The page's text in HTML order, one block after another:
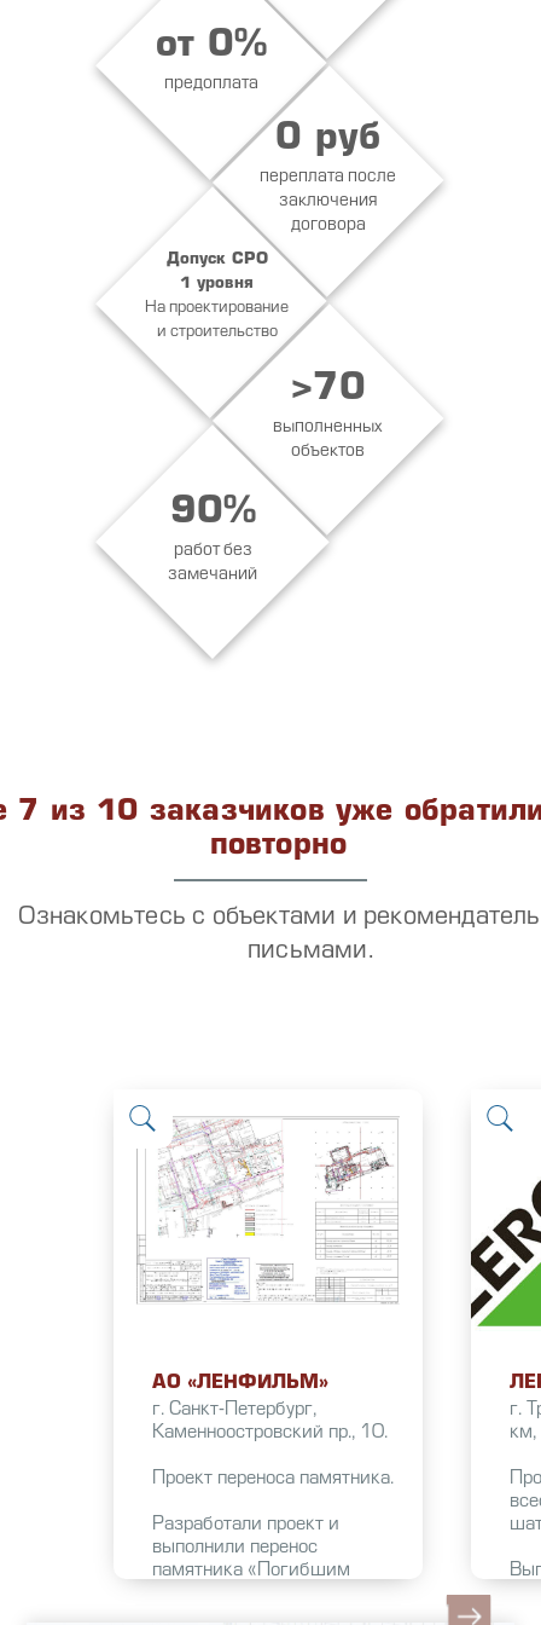
от 0%
предоплата
0 руб
переплата после
заключения
договора
Допуск СРО
1 уровня
На проектирование
и строительство
>70
выполненных
объектов
90%
работ без
замечаний
из 10 заказчиков уже
повторно
Ознакомьтесь с объектами и
письмами.
АО «ЛЕНФИЛЬМ»
г. Санкт-Петербург,
Каменноостровский пр., 10.
Проект переноса памятника.
Разработали проект и
выполнили перенос
памятника «Погибшим
г.
км,